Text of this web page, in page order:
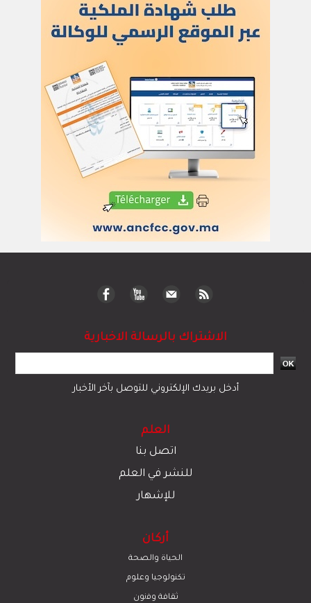
الاشتراك بالرسالة الاخبارية
أدخل بريدك الإلكتروني للتوصل بآخر الأخبار
العلم
اتصل بنا
للنشر في العلم
للإشهار
أركان
الحياة والصحة
تكنولوجيا وعلوم
ﺛﻘﺎﻓﺔ وﻓﻧون